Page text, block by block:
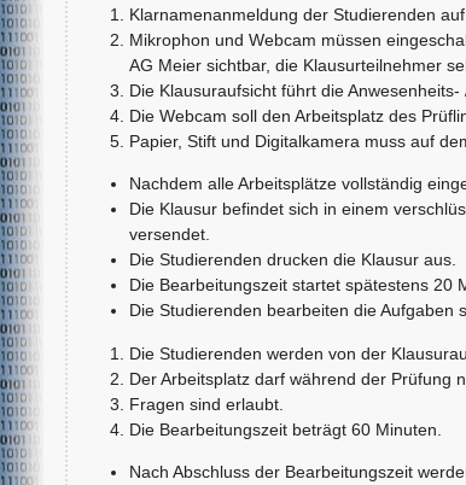
Klarnamenanmeldung der Studierenden
Mikrophon und Webcam müssen
AG Meier sichtbar, die Klausurteilnehmer
Die Klausuraufsicht führt die Anwesenheits-
Die Webcam soll den Arbeitsplatz des
Papier, Stift und Digitalkamera muss auf
Nachdem alle Arbeitsplätze vollständig
Die Klausur befindet sich in einem
versendet.
Die Studierenden drucken die Klausur aus.
Die Bearbeitungszeit startet spätestens 20
Die Studierenden bearbeiten die Aufgaben
Die Studierenden werden von der
Der Arbeitsplatz darf während der Prüfung
Fragen sind erlaubt.
Die Bearbeitungszeit beträgt 60 Minuten.
Nach Abschluss der Bearbeitungszeit